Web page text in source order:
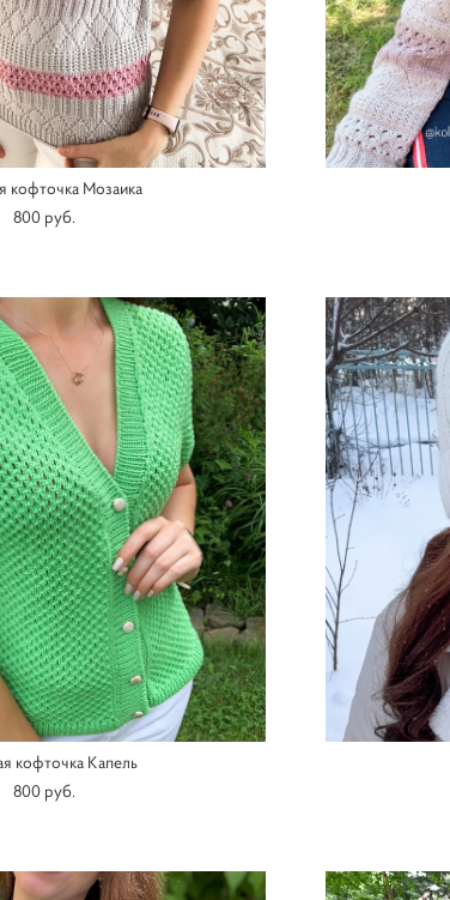
кофточка Мозаика
800 pуб.
кофточка Капель
800 pуб.